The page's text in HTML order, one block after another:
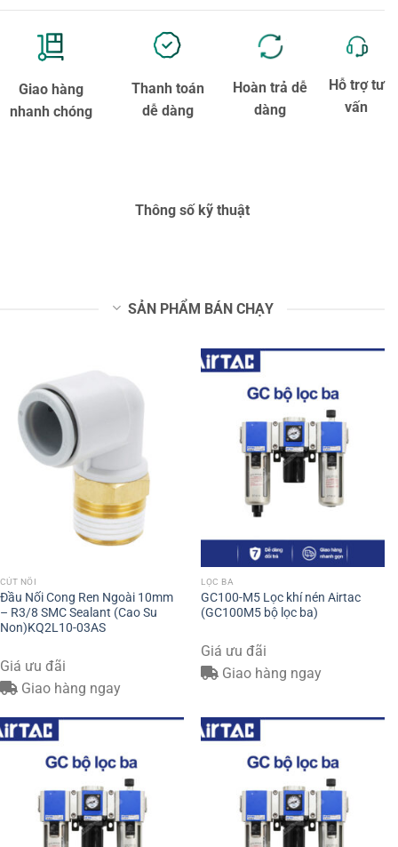
Giao hàng
nhanh chóng
Thanh toán
dễ dàng
Hoàn trả dễ
dàng
Hỗ trợ tư
vấn
Thông số kỹ thuật
SẢN PHẨM BÁN CHẠY
CÚT NỐI
Đầu Nối Cong Ren Ngoài 10mm
– R3/8 SMC Sealant (Cao Su
Non)KQ2L10-03AS
Giá ưu đãi
Giao hàng ngay
LỌC BA
GC100-M5 Lọc khí nén Airtac
(GC100M5 bộ lọc ba)
Giá ưu đãi
Giao hàng ngay